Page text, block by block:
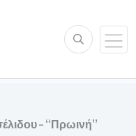
– “Πρωινή”